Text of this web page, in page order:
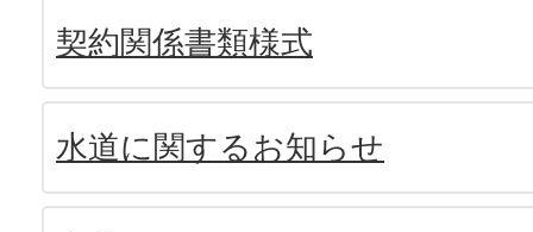
契約関係書類様式
水道に関するお知らせ